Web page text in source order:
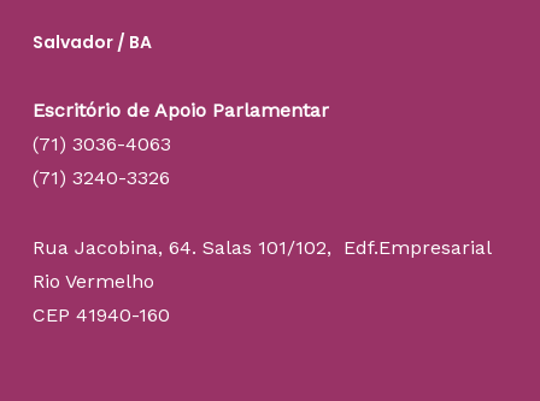
Salvador / BA
Escritório de Apoio Parlamentar
(71) 3036-4063
(71) 3240-3326
Rua Jacobina, 64. Salas 101/102, Edf.Empresarial
Rio Vermelho
CEP 41940-160